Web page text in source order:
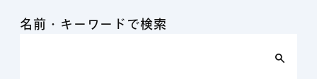
名前・キーワードで検索